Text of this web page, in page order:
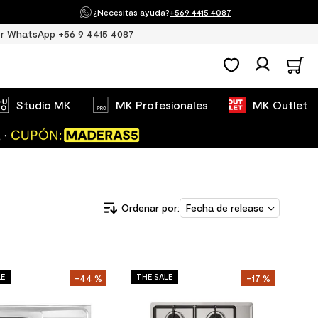
¿Necesitas ayuda?+569 4415 4087
WhatsApp +56 9 4415 4087
Studio MK MK Profesionales MK Outlet
Fecha de release
-44 % -17 %
THE SALE